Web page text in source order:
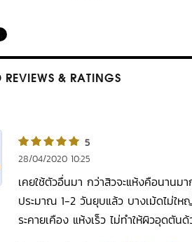
REVIEWS & RATINGS
5
28/04/2020 10:25
เคยใช้ตัวอื่นมา กว่าสิวจะแห้งคือนานม
ประมาณ 1-2 วันยุบแล้ว บางเม้ดไม่ให
ระคายเคือง แห้งเร็ว ไม่ทำให้ผิวอุดตันด้